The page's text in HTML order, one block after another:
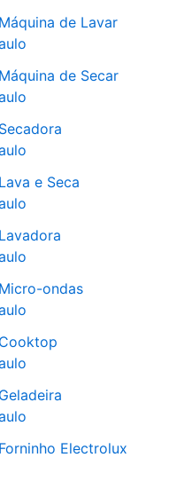
de Lavar
de Secar
e Seca
ondas
Electrolux